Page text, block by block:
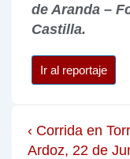
de Aranda –
Castilla.
Ir al reportaje
‹ Corrida en
Ardoz, 22 de